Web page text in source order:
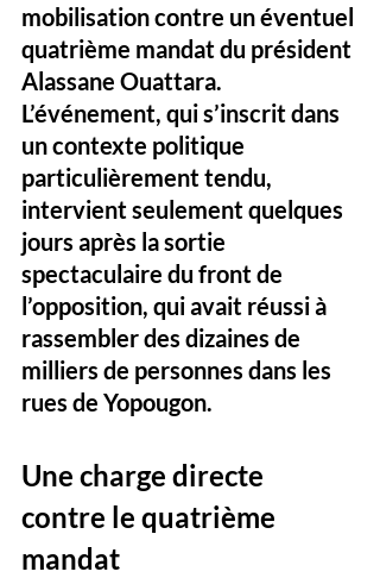
mobilisation contre un éventuel
quatrième mandat du président
Alassane Ouattara.
L’événement, qui s’inscrit dans
un contexte politique
particulièrement tendu,
intervient seulement quelques
jours après la sortie
spectaculaire du front de
l’opposition, qui avait réussi à
rassembler des dizaines de
milliers de personnes dans les
rues de Yopougon.
Une charge directe
contre le quatrième
mandat